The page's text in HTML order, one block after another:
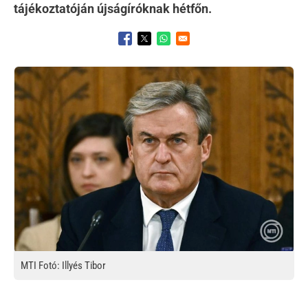
tájékoztatóján újságíróknak hétfőn.
Opens in a new window
Opens in a new window
Opens in a new window
Kép
MTI Fotó: Illyés Tibor